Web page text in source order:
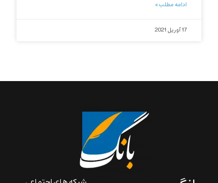
ادامه مطلب »
17 آوریل 2021